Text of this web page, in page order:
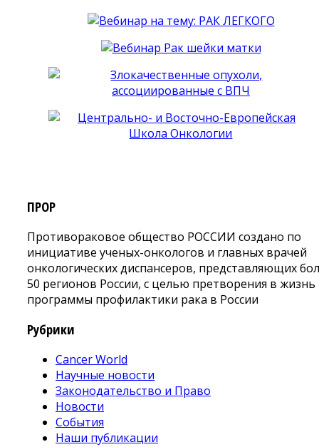
ПРОР
Противораковое общество РОССИИ создано по
инициативе ученых-онкологов и главных врачей
онкологических диспансеров, представляющих
50 регионов России, с целью претворения в жизнь
программы профилактики рака в России
Рубрики
Cancer World
Научные новости
Законодательство и Право
Новости
События
Наши публикации